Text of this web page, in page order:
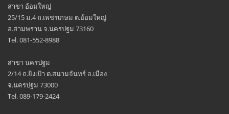
สาขา อ้อมใหญ่
25/15 ม.4 ถ.เพชรเกษม ต.อ้อมใหญ่
อ.สามพราน จ.นครปฐม 73160
Tel. 081-552-8988
สาขา นครปฐม
2/14 ถ.ยิงเป้า ต.สนามจันทร์ อ.เมือง
จ.นครปฐม 73000
Tel. 089-179-2424